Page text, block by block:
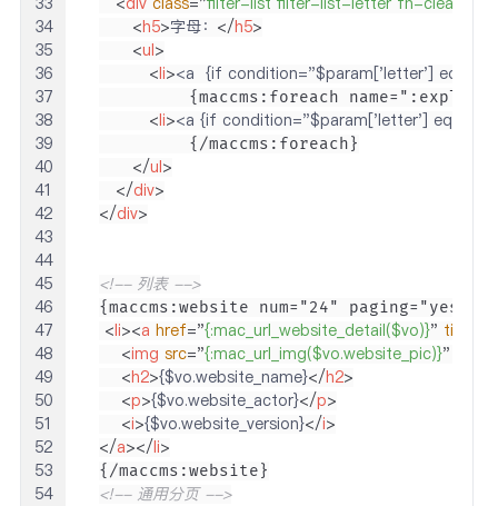
<h5>字母： </h5>
<ul>
<li><a  {if condition="$param['letter'] eq ''"}
<li><a {if condition="$param['letter'] eq
</ul>
</div>
</div>
<!-- 列表 -->
<li><a href="{:mac_url_website_detail($vo)}" title
<img src="{:mac_url_img($vo.website_pic)}"
<h2>{$vo.website_name}</h2>
<p>{$vo.website_actor}</p>
<i>{$vo.website_version}</i>
</a></li>
<!-- 通用分页 -->
34
35
36
37
38
39
40
41
42
43
44
45
46
47
48
49
50
51
52
53
54